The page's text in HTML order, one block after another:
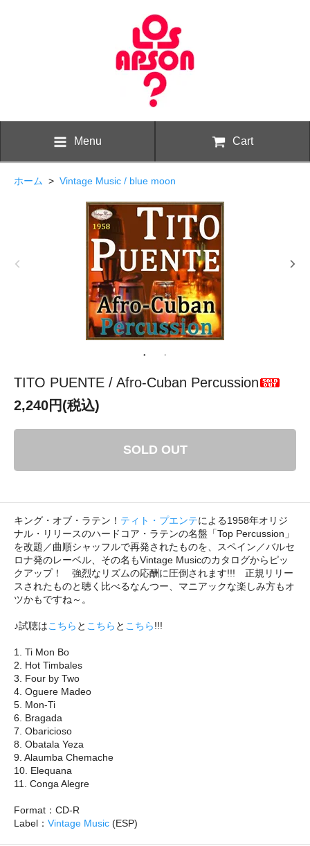
Menu Cart
ホーム > Vintage Music / blue moon
TITO PUENTE / Afro-Cuban Percussion
2,240円(税込)
SOLD OUT
キング・オブ・ラテン！ ティト・プエンテによる1958年オリジ
ナル・リリースのハードコア・ラテンの名盤「Top Percussion」
を改題／曲順シャッフルで再発されたものを、スペイン／バルセ
ロナ発のレーベル、その名もVintage Musicのカタログからピッ
クアップ！ 強烈なリズムの応酬に圧倒されます!!! 正規リリー
スされたものと聴く比べるなんつー、マニアックな楽しみ方もオ
ツかもですね～。
♪試聴はこちら と こちら と こちら!!!
1. Ti Mon Bo
2. Hot Timbales
3. Four by Two
4. Oguere Madeo
5. Mon-Ti
6. Bragada
7. Obaricioso
8. Obatala Yeza
9. Alaumba Chemache
10. Elequana
11. Conga Alegre
Format：CD-R
Label： Vintage Music (ESP)